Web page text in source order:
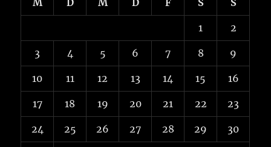
1 2
3 4 5 6 7 8 9
10 11 12 13 14 15 16
17 18 19 20 21 22 23
24 25 26 27 28 29 30